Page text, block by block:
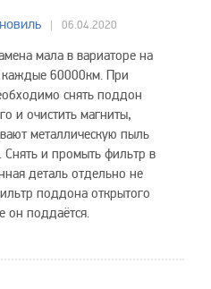
06.04.2020
мала в вариаторе на
60000км. При
снять поддон
и очистить магниты,
металлическую пыль
Снять и промыть фильтр в
деталь отдельно не
поддона открытого
он поддаётся.